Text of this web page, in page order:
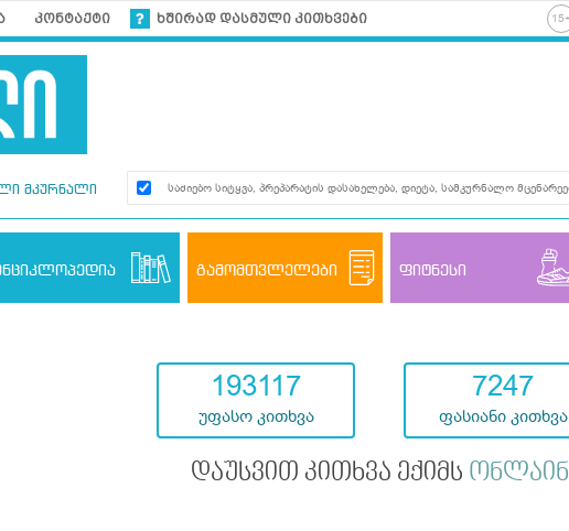
კონტაქტი ხშირად დასმული კითხვები
მკურნალი
გამომთვლელები ფიტნესი
193117
უფასო კითხვა
7247
ფასიანი კითხვა
დაუსვით კითხვა ექიმს ონლაინ